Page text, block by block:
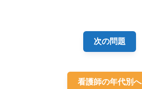
次の問題
看護師の年代別へ